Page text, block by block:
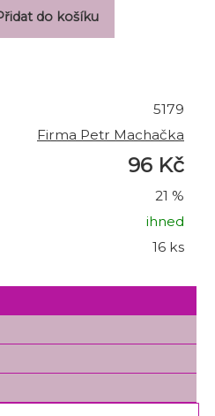
5179
Firma Petr Machačka
96 Kč
21 %
ihned
16 ks